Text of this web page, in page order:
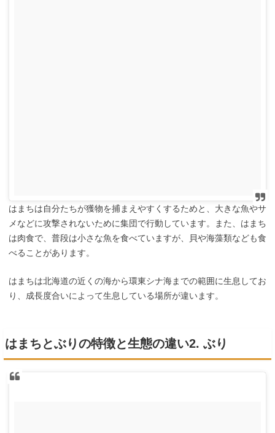
はまちは自分たちが獲物を捕まえやすくするためと、大きな魚やサ
メなどに攻撃されないために集団で行動しています。また、はまち
は肉食で、普段は小さな魚を食べていますが、貝や海藻類なども食
べることがあります。
はまちは北海道の近くの海から環東シナ海までの範囲に生息してお
り、成長度合いによって生息している場所が違います。
はまちとぶりの特徴と生態の違い2. ぶり